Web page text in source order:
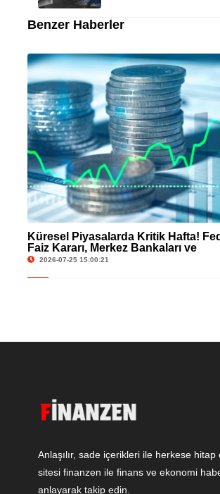
Benzer Haberler
Küresel Piyasalarda Kritik Hafta! Fed
Faiz Kararı, Merkez Bankaları ve
Ekonomik Veriler Gündemde
2026-07-25 15:00:21
Anlaşılır, sade içerikleri ile herkese
sitesi finanzen ile finans ve ekonomi
anlayarak takip edin.